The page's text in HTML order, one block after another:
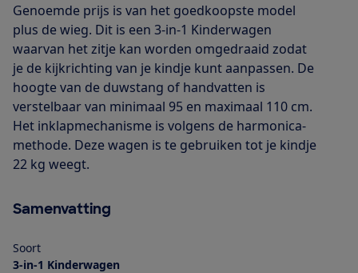
Genoemde prijs is van het goedkoopste model
plus de wieg. Dit is een 3-in-1 Kinderwagen
waarvan het zitje kan worden omgedraaid zodat
je de kijkrichting van je kindje kunt aanpassen. De
hoogte van de duwstang of handvatten is
verstelbaar van minimaal 95 en maximaal 110 cm.
Het inklapmechanisme is volgens de harmonica-
methode. Deze wagen is te gebruiken tot je kindje
22 kg weegt.
Samenvatting
Soort
3-in-1 Kinderwagen